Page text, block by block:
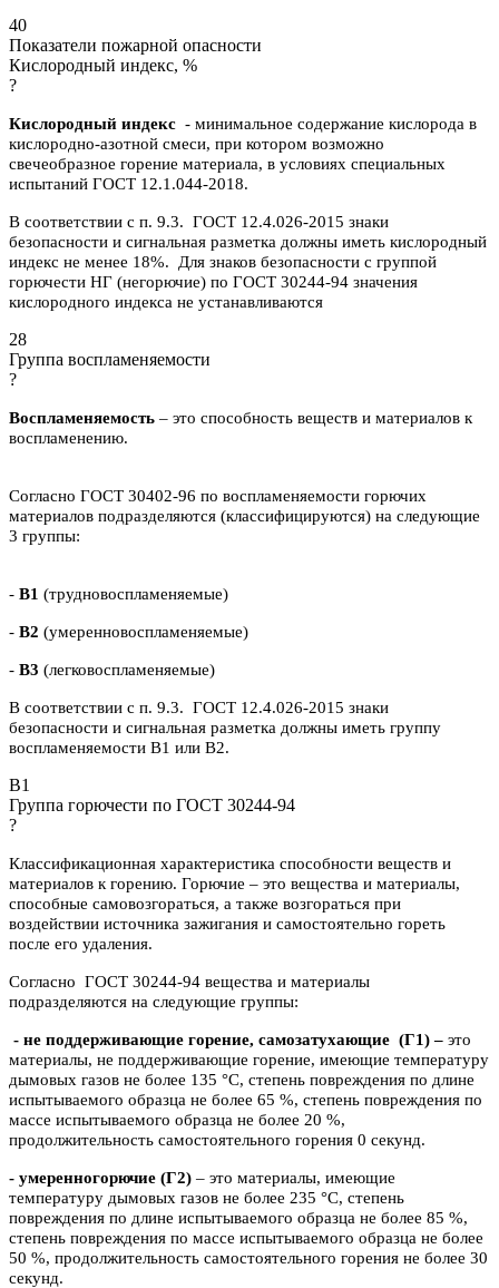
40
Показатели пожарной опасности
Кислородный индекс, %
?
Кислородный индекс - минимальное содержание кислорода в
кислородно-азотной смеси, при котором возможно
свечеобразное горение материала, в условиях специальных
испытаний ГОСТ 12.1.044-2018.
В соответствии с п. 9.3. ГОСТ 12.4.026-2015 знаки
безопасности и сигнальная разметка должны иметь кислородный
индекс не менее 18%. Для знаков безопасности с группой
горючести НГ (негорючие) по ГОСТ 30244-94 значения
кислородного индекса не устанавливаются
28
Группа воспламеняемости
?
Воспламеняемость – это способность веществ и материалов к
воспламенению.
Согласно ГОСТ 30402-96 по воспламеняемости горючих
материалов подразделяются (классифицируются) на следующие
3 группы:
- В1 (трудновоспламеняемые)
- В2 (умеренновоспламеняемые)
- В3 (легковоспламеняемые)
В соответствии с п. 9.3. ГОСТ 12.4.026-2015 знаки
безопасности и сигнальная разметка должны иметь группу
воспламеняемости В1 или В2.
B1
Группа горючести по ГОСТ 30244-94
?
Классификационная характеристика способности веществ и
материалов к горению. Горючие – это вещества и материалы,
способные самовозгораться, а также возгораться при
воздействии источника зажигания и самостоятельно гореть
после его удаления.
Согласно ГОСТ 30244-94 вещества и материалы
подразделяются на следующие группы:
- не поддерживающие горение, самозатухающие (Г1) – это
материалы, не поддерживающие горение, имеющие температуру
дымовых газов не более 135 °C, степень повреждения по длине
испытываемого образца не более 65 %, степень повреждения по
массе испытываемого образца не более 20 %,
продолжительность самостоятельного горения 0 секунд.
- умеренногорючие (Г2) – это материалы, имеющие
температуру дымовых газов не более 235 °C, степень
повреждения по длине испытываемого образца не более 85 %,
степень повреждения по массе испытываемого образца не более
50 %, продолжительность самостоятельного горения не более 30
секунд.